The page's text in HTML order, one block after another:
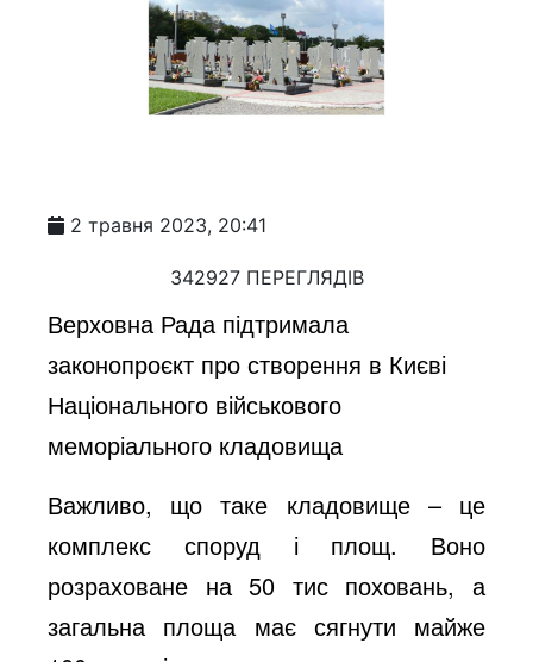
2 травня 2023, 20:41
342927 ПЕРЕГЛЯДІВ
Верховна Рада підтримала
законопроєкт про створення в Києві
Національного військового
меморіального кладовища
Важливо, що таке кладовище – це
комплекс споруд і площ. Воно
розраховане на 50 тис поховань, а
загальна площа має сягнути майже